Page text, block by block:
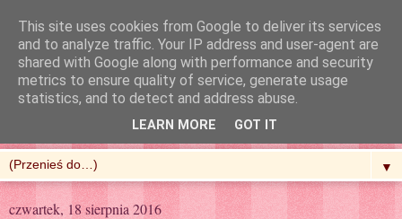
R'n'G Kitchen
▼
czwartek, 18 sierpnia 2016
This site uses cookies from Google to deliver its services
and to analyze traffic. Your IP address and user-agent are
shared with Google along with performance and security
metrics to ensure quality of service, generate usage
statistics, and to detect and address abuse.
LEARN MORE GOT IT